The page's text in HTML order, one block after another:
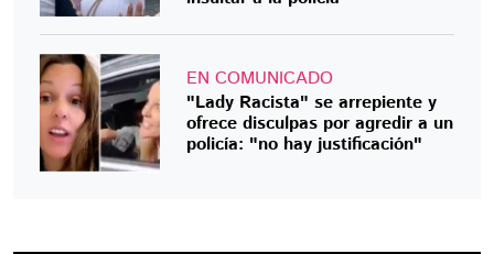
EN COMUNICADO
"Lady Racista" se arrepiente y
ofrece disculpas por agredir a un
policía: "no hay justificación"